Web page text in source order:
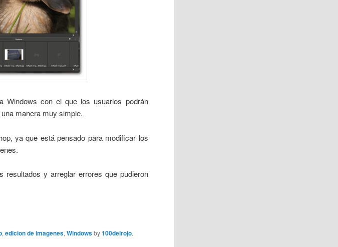
Windows con el que los usuarios podrán
manera muy simple.
ya que está pensado para modificar los
resultados y arreglar errores que pudieron
,edicion de imagenes,Windowsby100delrojo.